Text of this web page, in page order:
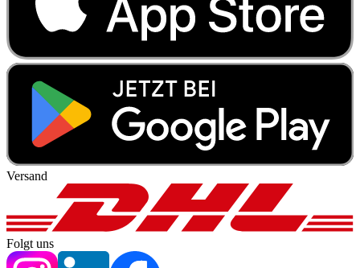
Versand
Folgt uns